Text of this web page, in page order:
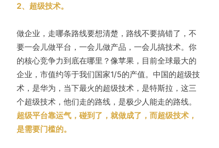
2、超级技术。
做企业，走哪条路线要想清楚，路线不要搞错了，不
要一会儿做平台，一会儿做产品，一会儿搞技术。你
的核心竞争力到底在哪里？像苹果，目前全球最大的
企业，市值约等于我们国家1/5的产值。中国的超级技
术，是华为，当下最火的超级技术，是特斯拉，这三
个超级技术，他们走的路线，是极少人能走的路线。
超级平台靠运气，碰到了，就做成了，而超级技术，
是需要门槛的。